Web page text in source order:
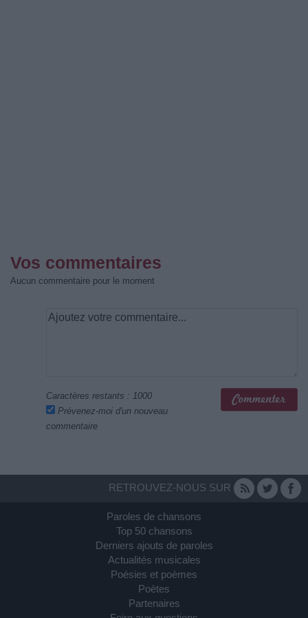
Vos commentaires
Aucun commentaire pour le moment
Caractères restants : 1000
Prévenez-moi d'un nouveau
commentaire
RETROUVEZ-NOUS SUR
Paroles de chansons
Top 50 chansons
Derniers ajouts de paroles
Actualités musicales
Poésies et poèmes
Poètes
Partenaires